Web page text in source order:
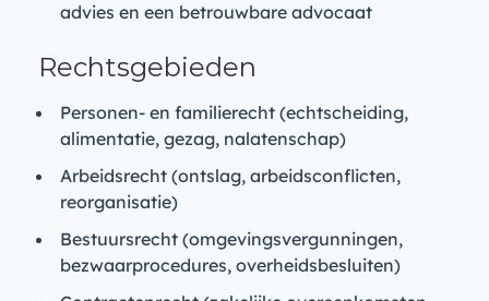
advies en een betrouwbare advocaat
Rechtsgebieden
Personen- en familierecht (echtscheiding,
alimentatie, gezag, nalatenschap)
Arbeidsrecht (ontslag, arbeidsconflicten,
reorganisatie)
Bestuursrecht (omgevingsvergunningen,
bezwaarprocedures, overheidsbesluiten)